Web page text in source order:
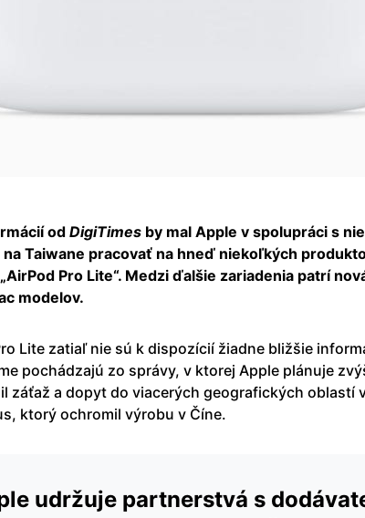
od DigiTimes by mal Apple v spolupráci s
Taiwane pracovať na hneď niekoľkých
Pro Lite“. Medzi ďalšie zariadenia patrí
modelov.
Lite zatiaľ nie sú k dispozícií žiadne bližšie
pochádzajú zo správy, v ktorej Apple plánuje
záťaž a dopyt do viacerých geografických oblastí
ktorý ochromil výrobu v Číne.
udržuje partnerstvá s